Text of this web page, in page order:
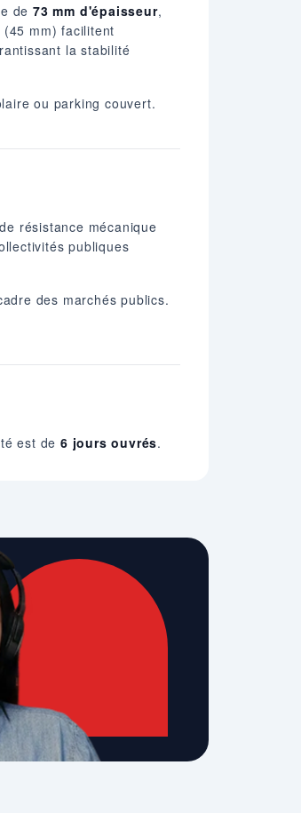
de73 mm d'épaisseur,
mm) facilitent
la stabilité
ou parking couvert.
résistance mécanique
publiques
des marchés publics.
est de6 jours ouvrés.